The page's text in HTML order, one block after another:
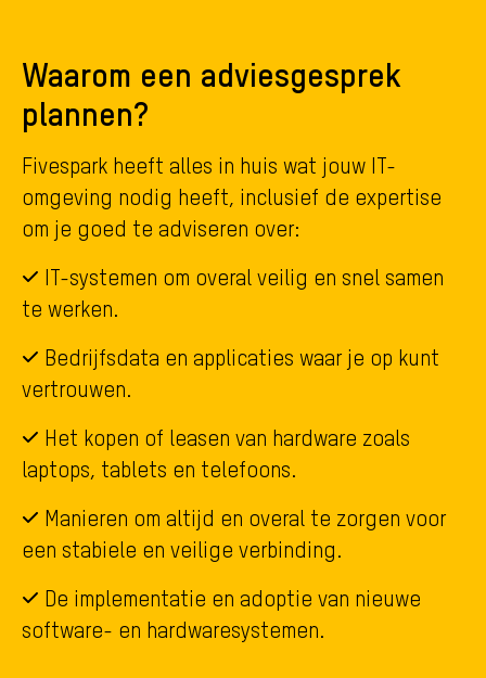
Waarom een adviesgesprek
plannen?
Fivespark heeft alles in huis wat jouw IT-
omgeving nodig heeft, inclusief de expertise
om je goed te adviseren over:
IT-systemen om overal veilig en snel samen
te werken.
Bedrijfsdata en applicaties waar je op kunt
vertrouwen.
Het kopen of leasen van hardware zoals
laptops, tablets en telefoons.
Manieren om altijd en overal te zorgen voor
een stabiele en veilige verbinding.
De implementatie en adoptie van nieuwe
software- en hardwaresystemen.